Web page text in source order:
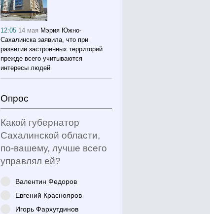
12:05 14 мая Мэрия Южно-
Сахалинска заявила, что при
развитии застроенных территорий
прежде всего учитываются
интересы людей
Опрос
Какой губернатор
Сахалинской области,
по-вашему, лучше всего
управлял ей?
Валентин Федоров
Евгений Краснояров
Игорь Фархутдинов